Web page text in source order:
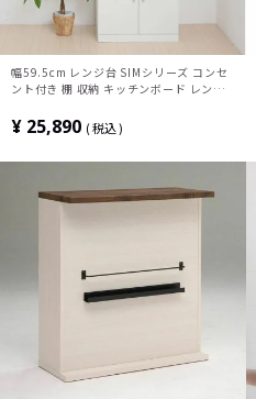
幅59.5cm レンジ台 SIMシリーズ コンセ
ント付き 棚 収納 キッチンボード レンジ
ンプル ホワイト 白 JKP-FAP-0016-WH
¥ 25,890 税込